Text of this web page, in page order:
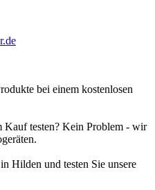
bei einem kostenlosen
testen? Kein Problem - wir
Hilden und testen Sie unsere